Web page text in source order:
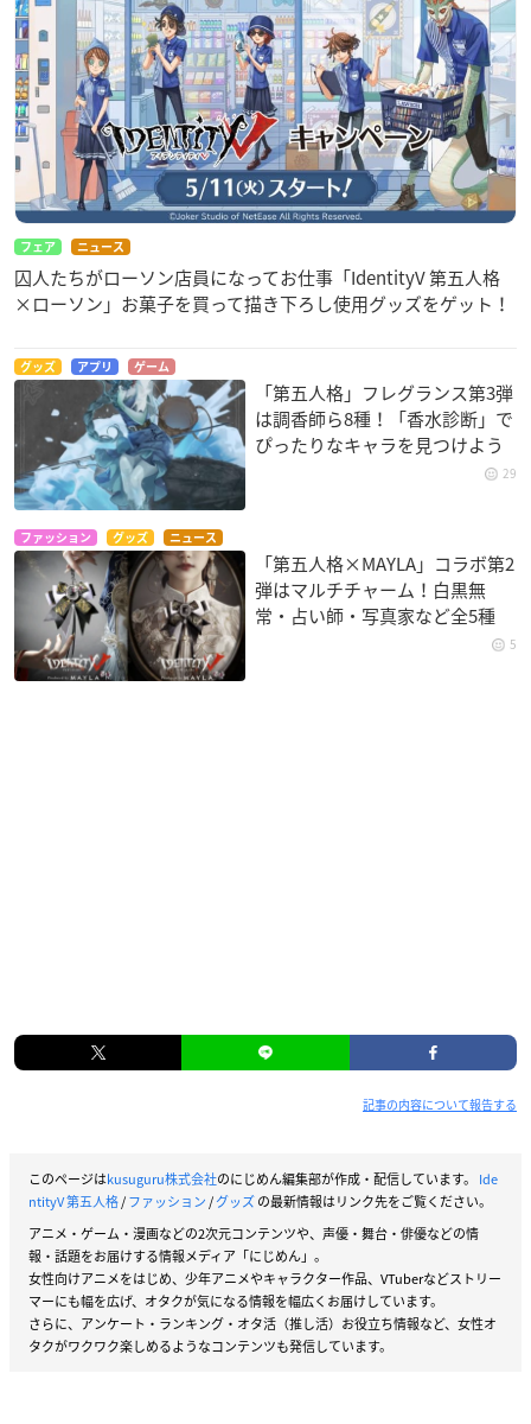
フェア ニュース
囚人たちがローソン店員になってお仕事「IdentityV 第五人格
×ローソン」お菓子を買って描き下ろし使用グッズをゲット！
グッズ アプリ ゲーム
「第五人格」フレグランス第3弾
は調香師ら8種！「香水診断」で
ぴったりなキャラを見つけよう
29
ファッション グッズ ニュース
「第五人格×MAYLA」コラボ第2
弾はマルチチャーム！白黒無
常・占い師・写真家など全5種
5
記事の内容について報告する
このページはkusuguru株式会社のにじめん編集部が作成・配信しています。 Ide
ntityV 第五人格/ファッション/グッズの最新情報はリンク先をご覧ください。
アニメ・ゲーム・漫画などの2次元コンテンツや、声優・舞台・俳優などの情
報・話題をお届けする情報メディア「にじめん」。
女性向けアニメをはじめ、少年アニメやキャラクター作品、VTuberなどストリー
マーにも幅を広げ、オタクが気になる情報を幅広くお届けしています。
さらに、アンケート・ランキング・オタ活（推し活）お役立ち情報など、女性オ
タクがワクワク楽しめるようなコンテンツも発信しています。